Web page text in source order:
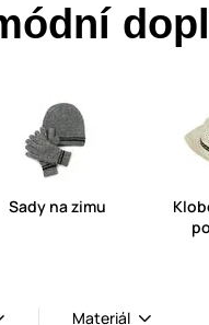
Sady na zimu
Materiál